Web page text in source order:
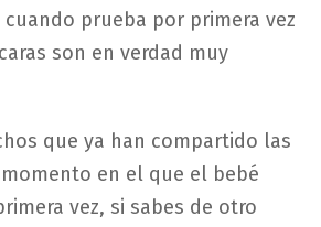
prueba por primera vez
son en verdad muy
que ya han compartido las
en el que el bebé
vez, si sabes de otro